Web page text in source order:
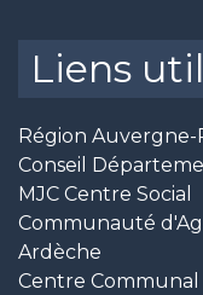
Liens
Région Auvergne-
Conseil
MJC Centre Social
Communauté
Ardèche
Centre Communal